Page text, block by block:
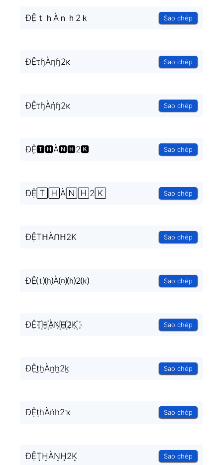
ĐỆｔｈÀｎｈ2ｋ Sao chép
ĐỆτɧÀηɧ2κ Sao chép
ĐỆτɧÀήɧ2κ Sao chép
ĐỆ🆃🅷À🅽🅷2🅺 Sao chép
ĐỆ🅃🄷À🄽🄷2🄺 Sao chép
ĐỆTᕼÀᑎᕼ2K Sao chép
ĐỆ⒯⒣À⒩⒣2⒦ Sao chép
ĐỆT꙰H꙰ÀN꙰H꙰2K꙰ Sao chép
ĐỆt̫h̫Àn̫h̫2k̫ Sao chép
ĐỆṭһÀṅһ2ҡ Sao chép
ĐỆT͙H͙ÀN͙H͙2K͙ Sao chép